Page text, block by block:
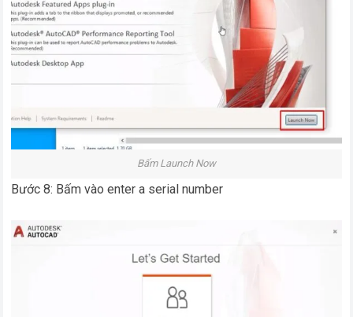
Bấm Launch Now
Bước 8: Bấm vào enter a serial number